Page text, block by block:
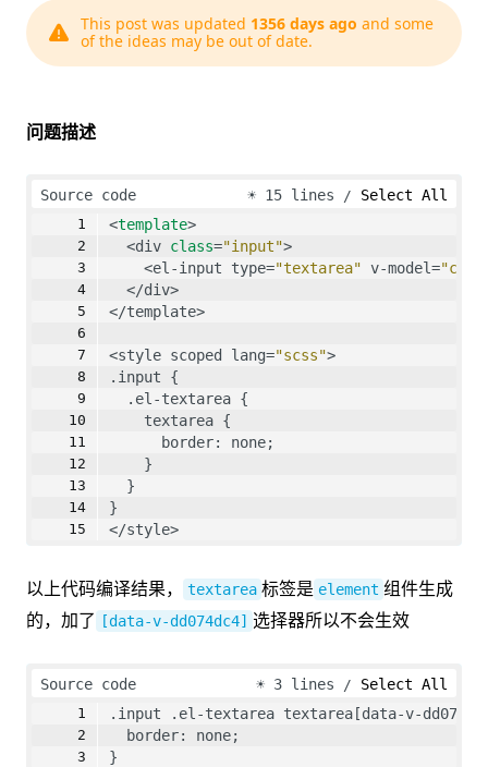
This post was updated 1356 days ago and some
of the ideas may be out of date.
问题描述
Source code ☀ 15 lines
Select All
<template>
  <div
class="input">
    <el-input type=
"textarea" v-model=
  </div>
</template>
<style scoped lang="scss">
.input {
  .el-textarea {
    textarea {
      border: none;
    }
  }
}
</style>
以上代码编译结果， textarea 标签是 element 组件生成
的，加了
[data-v-dd074dc4] 选择器所以不会生效
Source code ☀ 3 lines
Select All
.input .el-textarea textarea[data-v-
  border: none;
}